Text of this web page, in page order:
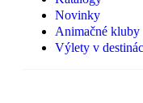
Novinky
Animačné kluby
Výlety v